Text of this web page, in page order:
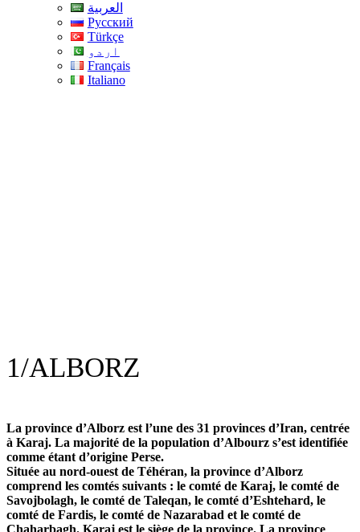
العربية
Русский
Türkçe
اردو
Français
Italiano
1/ALBORZ
La province d’Alborz est l’une des 31 provinces d’Iran, centrée
à Karaj. La majorité de la population d’Albourz s’est identifiée
comme étant d’origine Perse.
Située au nord-ouest de Téhéran, la province d’Alborz
comprend les comtés suivants : le comté de Karaj, le comté de
Savojbolagh, le comté de Taleqan, le comté d’Eshtehard, le
comté de Fardis, le comté de Nazarabad et le comté de